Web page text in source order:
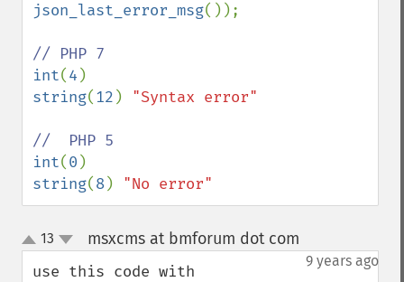
json_last_error_msg());
int(4
string(12 ) "Syntax error"
int(0
string(8) "No error"
up
down
13 msxcms at bmforum dot com
9 years ago
use this code with